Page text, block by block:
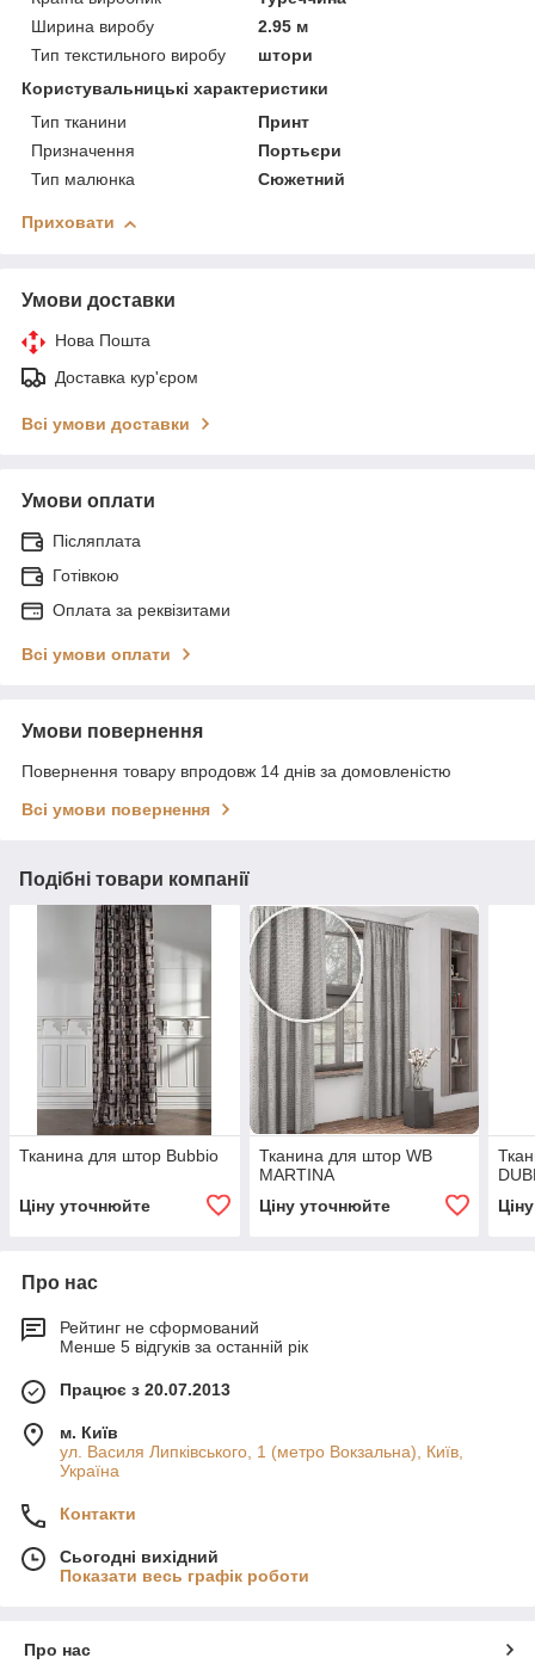
Ширина виробу
2.95 м
Тип текстильного виробу
штори
Користувальницькі характеристики
Тип тканини
Принт
Призначення
Портьєри
Тип малюнка
Сюжетний
Приховати
Умови доставки
Нова Пошта
Доставка кур'єром
Всі умови доставки
Умови оплати
Післяплата
Готівкою
Оплата за реквізитами
Всі умови оплати
Умови повернення
Повернення товару впродовж 14 днів за домовленістю
Всі умови повернення
Подібні товари компанії
Тканина для штор Bubbio
Ціну уточнюйте
Тканина для штор WB
MARTINA
Ціну уточнюйте
Про нас
Рейтинг не сформований
Менше 5 відгуків за останній рік
Працює з 20.07.2013
м. Київ
ул. Василя Липківського, 1 (метро Вокзальна), Київ,
Україна
Контакти
Сьогодні вихідний
Показати весь графік роботи
Про нас